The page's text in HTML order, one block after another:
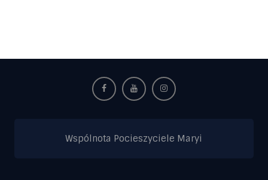
Wspólnota Pocieszyciele Maryi